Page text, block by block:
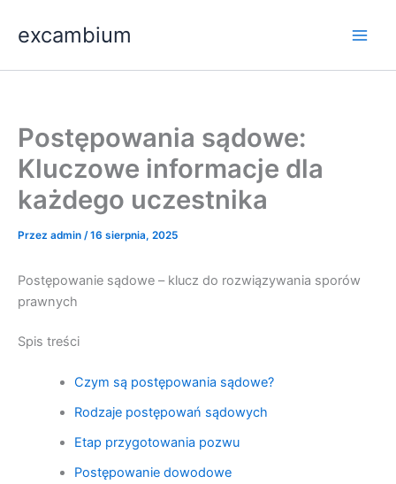
excambium
Postępowania sądowe:
Kluczowe informacje dla
każdego uczestnika
Przez admin /16 sierpnia, 2025
Postępowanie sądowe – klucz do rozwiązywania sporów
prawnych
Spis treści
Czym są postępowania sądowe?
Rodzaje postępowań sądowych
Etap przygotowania pozwu
Postępowanie dowodowe